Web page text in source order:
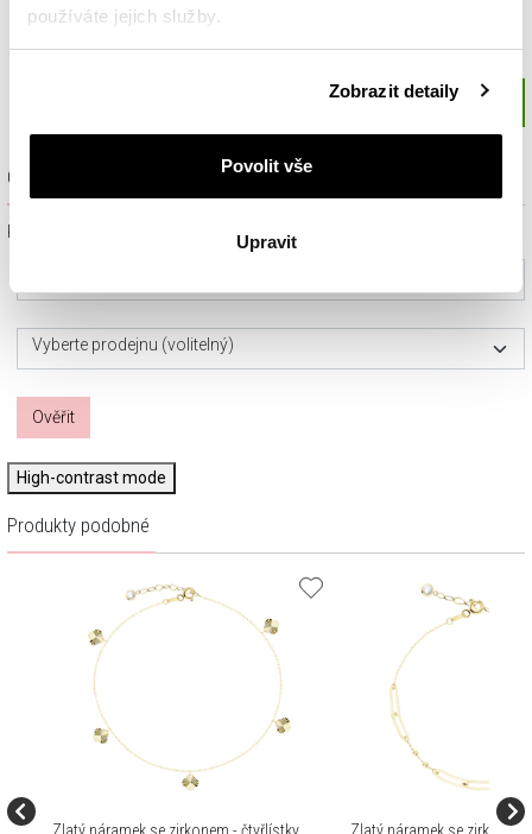
používáte jejich služby.
Zásadách ochrany osobních údajů
Zobrazit detaily
Povolit vše
Upravit
Ověřit dostupnost a rezervovat na prodejně
Prosím, vyberte ze seznamu město nebo konkrétní prodejnu
Vyberte prodejnu (volitelný)
Ověřit
High-contrast mode
Produkty podobné
Zlatý náramek se zirkonem - čtyřlístky
Zlatý náramek se zirkonem